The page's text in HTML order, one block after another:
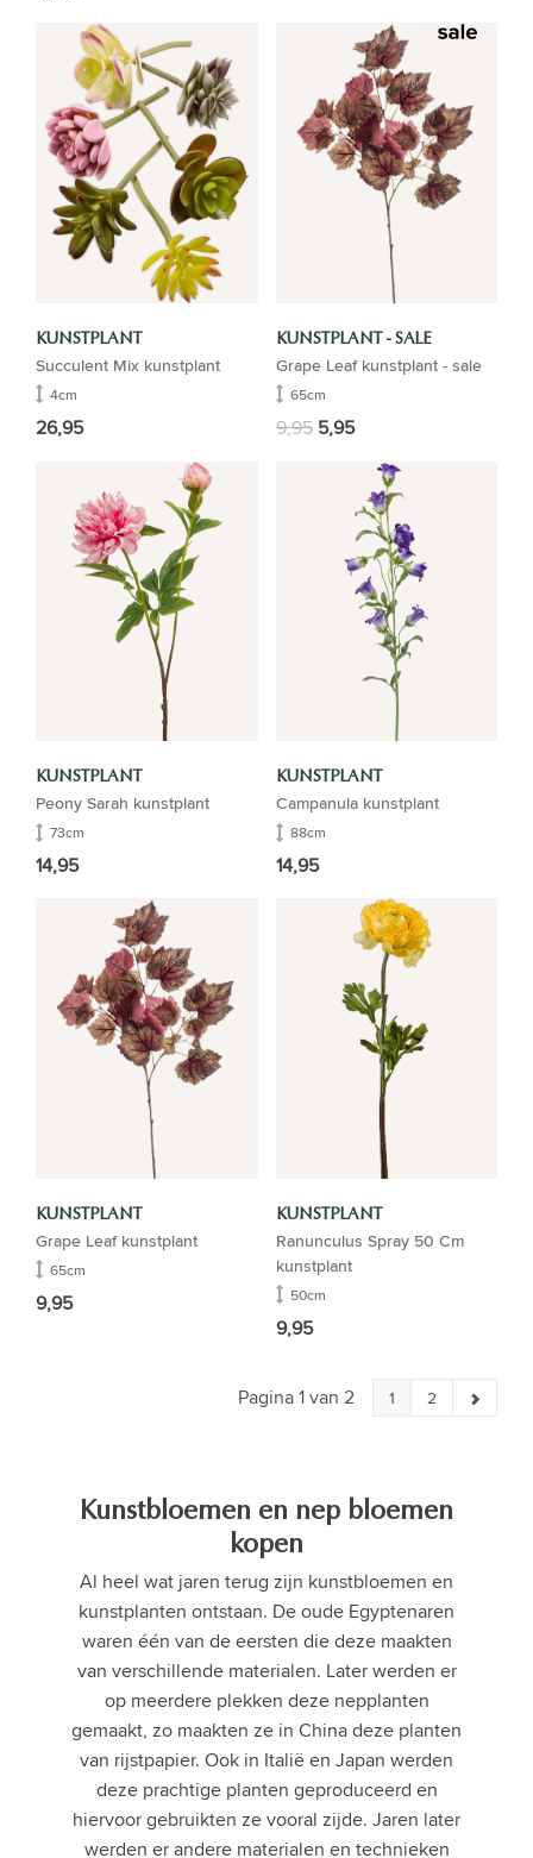
KUNSTPLANT
Succulent Mix kunstplant
4cm
26,95
KUNSTPLANT - SALE
Grape Leaf kunstplant - sale
65cm
9,95 5,95
KUNSTPLANT
Peony Sarah kunstplant
73cm
14,95
KUNSTPLANT
Campanula kunstplant
88cm
14,95
KUNSTPLANT
Grape Leaf kunstplant
65cm
9,95
KUNSTPLANT
Ranunculus Spray 50 Cm
kunstplant
50cm
9,95
Pagina 1 van 2 1 2
Kunstbloemen en nep bloemen
kopen
Al heel wat jaren terug zijn kunstbloemen en
kunstplanten ontstaan. De oude Egyptenaren
waren één van de eersten die deze maakten
van verschillende materialen. Later werden er
op meerdere plekken deze nepplanten
gemaakt, zo maakten ze in China deze planten
van rijstpapier. Ook in Italië en Japan werden
deze prachtige planten geproduceerd en
hiervoor gebruikten ze vooral zijde. Jaren later
werden er andere materialen en technieken